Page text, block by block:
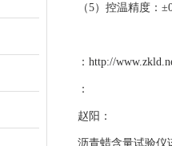
（5）控温精度：
： http://
：
赵阳：
沥青蜡含量试验仪